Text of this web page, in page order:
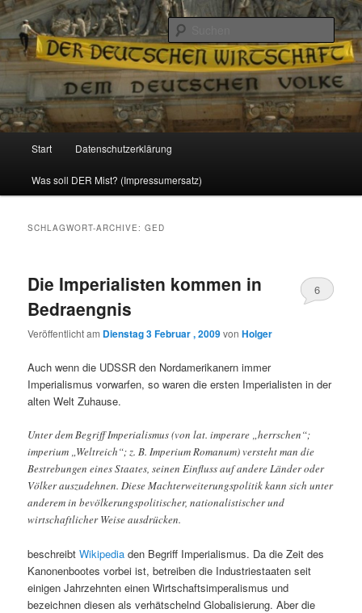
Reizzentrum
Politik, Wirtschaft, Soziales und Gesellschaft
Zum
Inhalt
Zum
sekundären
Start Datenschutzerklärung
Was soll DER Mist? (Impressumersatz)
SCHLAGWORT-ARCHIVE:GED
Die Imperialisten kommen in
Bedraengnis
Veröffentlicht am Dienstag 3 Februar , 2009vonHolger
6
Auch wenn die UDSSR den Nordamerikanern immer
Imperialismus vorwarfen, so waren die ersten Imperialisten in der
alten Welt Zuhause.
Unter dem Begriff Imperialismus (von lat. imperare „herrschen“;
imperium „Weltreich“; z. B. Imperium Romanum) versteht man die
Bestrebungen eines Staates, seinen Einfluss auf andere Länder oder
Völker auszudehnen. Diese Machterweiterungspolitik kann sich unter
anderem in bevölkerungspolitischer, nationalistischer und
wirtschaftlicher Weise ausdrücken.
beschreibtWikipedia den Begriff Imperialismus. Da die Zeit des
Kanonenbootes vorbei ist, betreiben die Industriestaaten seit
einigen Jahrzehnten einen Wirtschaftsimperalismus und
bezeichnen diesen als verhätschelnd Globalisierung. Aber die